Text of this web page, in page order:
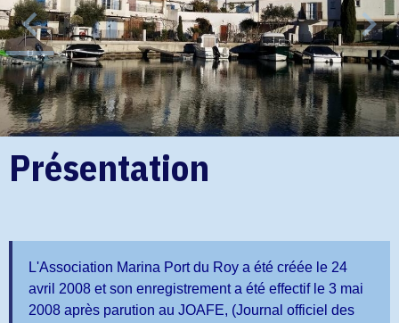
Présentation
L'Association Marina Port du Roy a été créée le 24
avril 2008 et son enregistrement a été effectif le 3 mai
2008 après parution au JOAFE, (Journal officiel des